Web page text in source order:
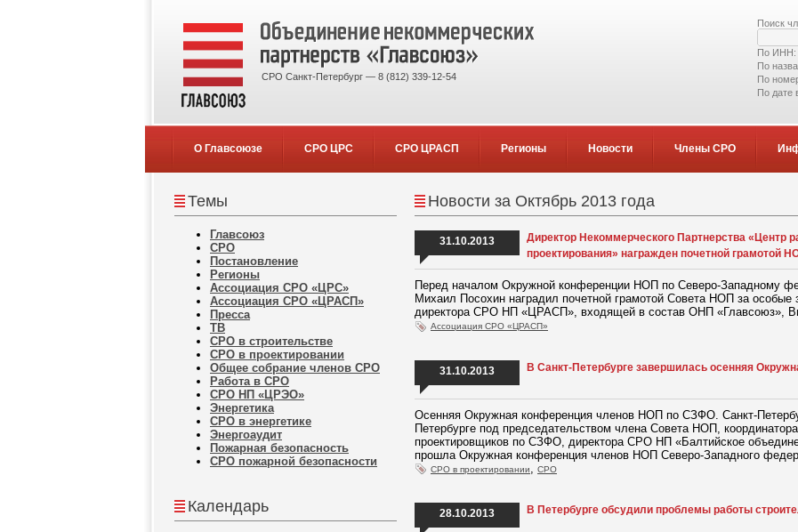
СРО Санкт-Петербург — 8 (812) 339-12-54
Поиск
По ИНН:
По
По
По дате
О Главсоюзе СРО ЦРС СРО ЦРАСП Регионы Новости Члены СРО
Темы
Главсоюз
СРО
Постановление
Регионы
Ассоциация СРО «ЦРС»
Ассоциация СРО «ЦРАСП»
Пресса
ТВ
СРО в строительстве
СРО в проектировании
Общее собрание членов СРО
Работа в СРО
СРО НП «ЦРЭО»
Энергетика
СРО в энергетике
Энергоаудит
Пожарная безопасность
СРО пожарной безопасности
Календарь
Новости за Октябрь 2013 года
31.10.2013
Директор Некоммерческого Партнерства «Центр
проектирования» награжден почетной грамотой
Перед началом Окружной конференции НОП по Северо-Западному
Михаил Посохин наградил почетной грамотой Совета НОП за особые
директора СРО НП «ЦРАСП», входящей в состав ОНП «Главсоюз»,
Ассоциация СРО «ЦРАСП»
31.10.2013 В Санкт-Петербурге завершилась осенняя
Осенняя Окружная конференция членов НОП по СЗФО. Санкт-
Петербурге под председательством члена Совета НОП,
проектировщиков по СЗФО, директора СРО НП «Балтийское
прошла Окружная конференция членов НОП Северо-Западного
СРО в проектировании СРО
28.10.2013 В Петербурге обсудили проблемы работы